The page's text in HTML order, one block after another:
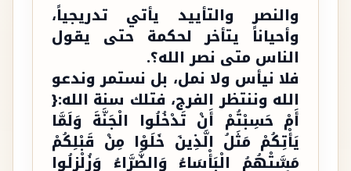
والنصر والتأييد يأتي تدريجياً،
وأحياناً يتأخر لحكمة حتى يقول
الناس متى نصر الله؟.
فلا نيأس ولا نمل، بل نستمر وندعو
الله وننتظر الفرج، فتلك سنة الله:{
أَمْ حَسِبْتُمْ أَنْ تَدْخُلُوا الْجَنَّةَ وَلَمَّا
يَأْتِكُمْ مَثَلُ الَّذِينَ خَلَوْا مِنْ قَبْلِكُمْ
مَسَّتْهُمُ الْبَأْسَاءُ وَالضَّرَّاءُ وَزُلْزِلُوا